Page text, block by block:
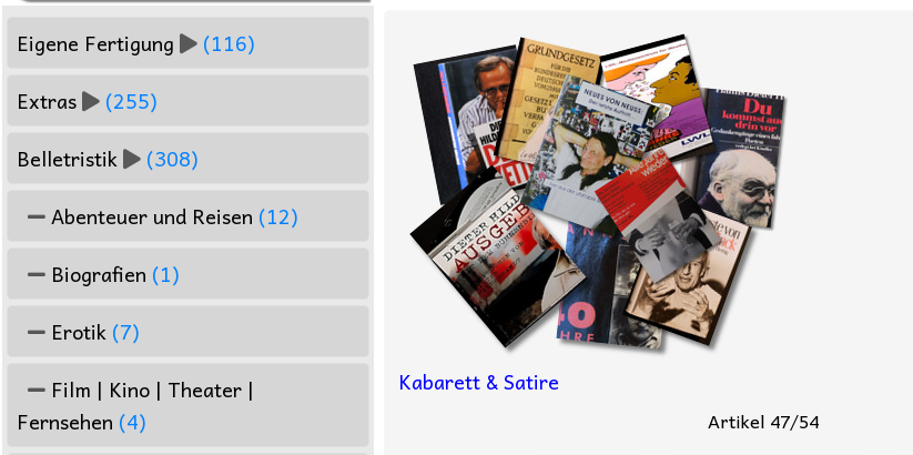
Eigene Fertigung
(116)
Extras
(255)
Belletristik
(308)
Abenteuer und Reisen (12)
Biografien (1)
Erotik (7)
Film | Kino | Theater |
Fernsehen (4)
Kabarett & Satire
Artikel 47/54